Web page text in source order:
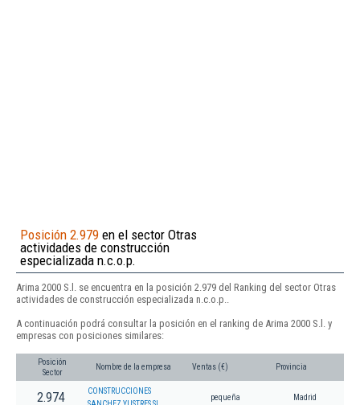
Posición 2.979 en el sector Otras
actividades de construcción
especializada n.c.o.p.
Arima 2000 S.l. se encuentra en la posición 2.979 del Ranking del sector Otras
actividades de construcción especializada n.c.o.p..
A continuación podrá consultar la posición en el ranking de Arima 2000 S.l. y
empresas con posiciones similares:
Posición
Sector
Nombre de la empresa Ventas (€) Provincia
2.974
CONSTRUCCIONES
pequeña Madrid